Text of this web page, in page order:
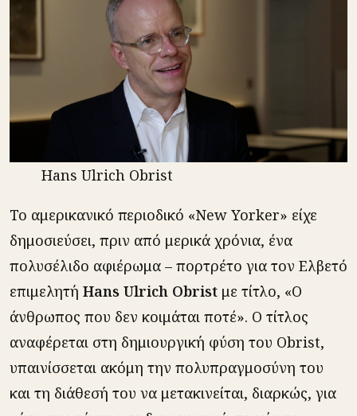
Hans Ulrich Obrist
To αμερικανικό περιοδικό «New Yorker» είχε
δημοσιεύσει, πριν από μερικά χρόνια, ένα
πολυσέλιδο αφιέρωμα – πορτρέτο για τον Ελβετό
επιμελητή Hans Ulrich Obrist με τίτλο, «Ο
άνθρωπος που δεν κοιμάται ποτέ». Ο τίτλος
αναφέρεται στη δημιουργική φύση του Obrist,
υπαινίσσεται ακόμη την πολυπραγμοσύνη του
και τη διάθεσή του να μετακινείται, διαρκώς, για